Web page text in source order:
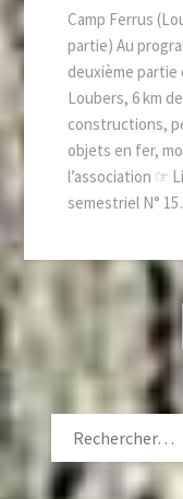
Camp Ferrus
partie) Au
deuxième partie
Loubers, 6 km
constructions,
objets en fer,
l’association ☞
semestriel N°
RECHERCHER :